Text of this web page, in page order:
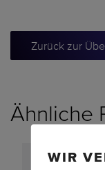
Zurück zur
Ähnliche
WIR